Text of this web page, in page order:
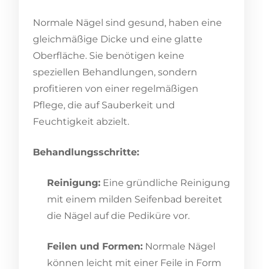
Normale Nägel sind gesund, haben eine
gleichmäßige Dicke und eine glatte
Oberfläche. Sie benötigen keine
speziellen Behandlungen, sondern
profitieren von einer regelmäßigen
Pflege, die auf Sauberkeit und
Feuchtigkeit abzielt.
Behandlungsschritte:
Reinigung: Eine gründliche Reinigung
mit einem milden Seifenbad bereitet
die Nägel auf die Pediküre vor.
Feilen und Formen: Normale Nägel
können leicht mit einer Feile in Form